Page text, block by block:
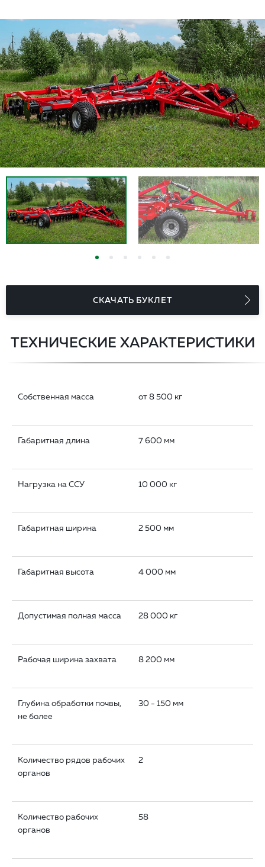
СКАЧАТЬ БУКЛЕТ
ТЕХНИЧЕСКИЕ ХАРАКТЕРИСТИКИ
Собственная масса от 8 500 кг
Габаритная длина 7 600 мм
Нагрузка на ССУ 10 000 кг
Габаритная ширина 2 500 мм
Габаритная высота 4 000 мм
Допустимая полная масса 28 000 кг
Рабочая ширина захвата 8 200 мм
Глубина обработки почвы,
не более
30 - 150 мм
Количество рядов рабочих
органов
2
Количество рабочих
органов
58